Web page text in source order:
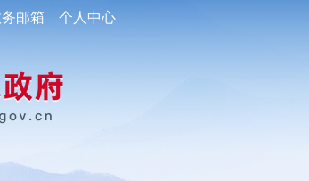
邮箱 个人中心